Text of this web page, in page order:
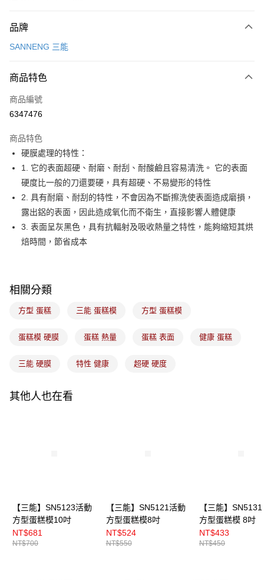
信用卡一次付款
Apple Pay
悠遊付
全盈+PAY
ATM付款
運送方式
7-11取貨(5kg以內，尺寸不超過90cm)
每筆NT$100，滿NT$1,500(含以上)免運費
付款後門市自取
免運費
品牌
SANNENG 三能
商品特色
商品編號
6347476
商品特色
硬膜處理的特性：
1. 它的表面超硬、耐磨、耐刮、耐酸鹼且容易清洗。 它的表面
硬度比一般的刀還要硬，具有超硬、不易變形的特性
2. 具有耐磨、耐刮的特性，不會因為不斷擦洗使表面造成磨損，
露出鋁的表面，因此造成氧化而不衛生，直接影響人體健康
3. 表面呈灰黑色，具有抗輻射及吸收熱量之特性，能夠縮短其烘
焙時間，節省成本
相關分類
方型 蛋糕 三能 蛋糕模 方型 蛋糕模
蛋糕模 硬膜 蛋糕 熱量 蛋糕 表面 健康 蛋糕
三能 硬膜 特性 健康 超硬 硬度
其他人也在看
【三能】SN5123活動
方型蛋糕模10吋
NT$681
NT$700
【三能】SN5121活動
方型蛋糕模8吋
NT$524
NT$550
【三能】
方型蛋糕模 8吋
NT$433
NT$450